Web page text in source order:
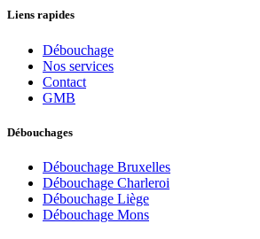
Liens rapides
Débouchage
Nos services
Contact
GMB
Débouchages
Débouchage Bruxelles
Débouchage Charleroi
Débouchage Liège
Débouchage Mons